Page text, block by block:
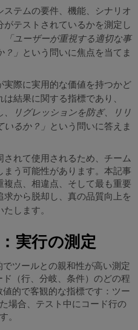
ステムの要件、機能、シナリオ
テストされているかを測定し
「ユーザーが重視する適切な事
」 という問いに焦点を当てま
実際に実用的な価値を持つかど
結果に関する指標であり、
、リグレッションを防ぎ、リリ
るか？」 という問いに答えま
れて使用されるため、チーム
う可能性があります。本記事
点、相違点、そして最も重要
から脱却し、真の品質向上を
します。
実行の測定
ツールとの親和性が高い測定
（行、分岐、条件）のどの程
的で客観的な指標です：ツー
場合、テスト中にコード行の
。